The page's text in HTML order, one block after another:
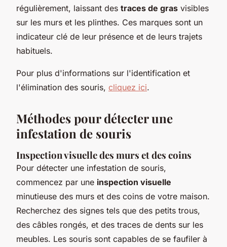
régulièrement, laissant des traces de gras visibles
sur les murs et les plinthes. Ces marques sont un
indicateur clé de leur présence et de leurs trajets
habituels.
Pour plus d'informations sur l'identification et
l'élimination des souris, cliquez ici.
Méthodes pour détecter une
infestation de souris
Inspection visuelle des murs et des coins
Pour détecter une infestation de souris,
commencez par une inspection visuelle
minutieuse des murs et des coins de votre maison.
Recherchez des signes tels que des petits trous,
des câbles rongés, et des traces de dents sur les
meubles. Les souris sont capables de se faufiler à